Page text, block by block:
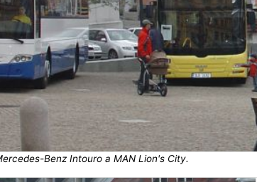
Benz Intouro a MAN Lion's City.